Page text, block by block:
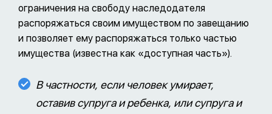
ограничения на свободу наследодателя
распоряжаться своим имуществом по завещанию
и позволяет ему распоряжаться только частью
имущества (известна как «доступная часть»).
В частности, если человек умирает,
оставив супруга и ребенка, или супруга и